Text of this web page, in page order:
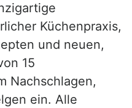
Küchenpraxis,
und neuen,
15
Nachschlagen,
ein. Alle